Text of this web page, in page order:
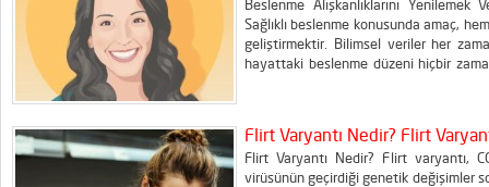
Beslenme Alışkanlıklarını
Sağlıklı beslenme konusunda amaç,
geliştirmektir. Bilimsel veriler her
hayattaki beslenme düzeni hiçbir
Flirt Varyantı Nedir? Flirt
Flirt Varyantı Nedir? Flirt varyantı,
virüsünün geçirdiği genetik değişimler